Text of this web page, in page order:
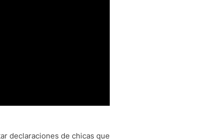
declaraciones de chicas que